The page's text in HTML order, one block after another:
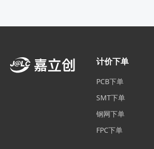
计价下单
PCB下单
SMT下单
钢网下单
FPC下单